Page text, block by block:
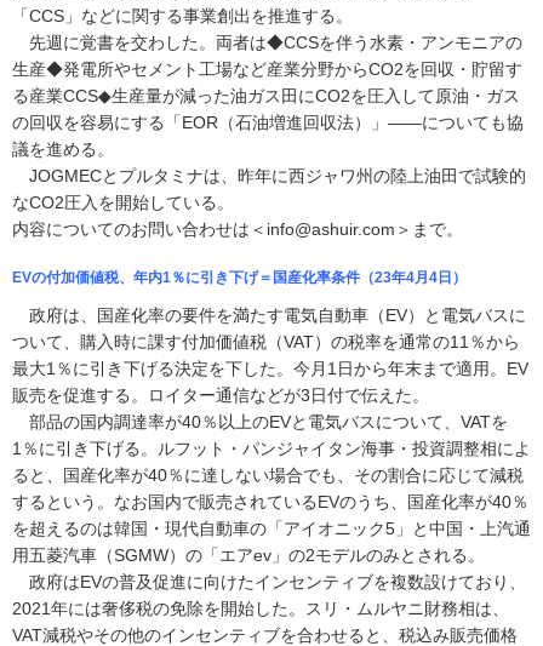
「CCS」などに関する事業創出を推進する。
先週に覚書を交わした。両者は◆CCSを伴う水素・アンモニアの
生産◆発電所やセメント工場など産業分野からCO2を回収・貯留す
る産業CCS◆生産量が減った油ガス田にCO2を圧入して原油・ガス
の回収を容易にする「EOR（石油増進回収法）」――についても協
議を進める。
JOGMECとプルタミナは、昨年に西ジャワ州の陸上油田で試験的
なCO2圧入を開始している。
内容についてのお問い合わせは＜info@ashuir.com＞まで。
EVの付加価値税、年内1％に引き下げ＝国産化率条件（23年4月4日）
政府は、国産化率の要件を満たす電気自動車（EV）と電気バスに
ついて、購入時に課す付加価値税（VAT）の税率を通常の11％から
最大1％に引き下げる決定を下した。今月1日から年末まで適用。EV
販売を促進する。ロイター通信などが3日付で伝えた。
部品の国内調達率が40％以上のEVと電気バスについて、VATを
1％に引き下げる。ルフット・パンジャイタン海事・投資調整相によ
ると、国産化率が40％に達しない場合でも、その割合に応じて減税
するという。なお国内で販売されているEVのうち、国産化率が40％
を超えるのは韓国・現代自動車の「アイオニック5」と中国・上汽通
用五菱汽車（SGMW）の「エアev」の2モデルのみとされる。
政府はEVの普及促進に向けたインセンティブを複数設けており、
2021年には奢侈税の免除を開始した。スリ・ムルヤニ財務相は、
VAT減税やその他のインセンティブを合わせると、税込み販売価格